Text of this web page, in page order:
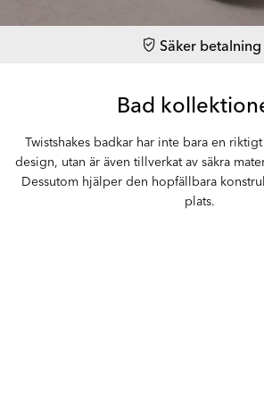
Säker betalning
Bad
Twistshakes badkar har inte bara en
design, utan är även tillverkat av säkra
Dessutom hjälper den hopfällbara
plats.